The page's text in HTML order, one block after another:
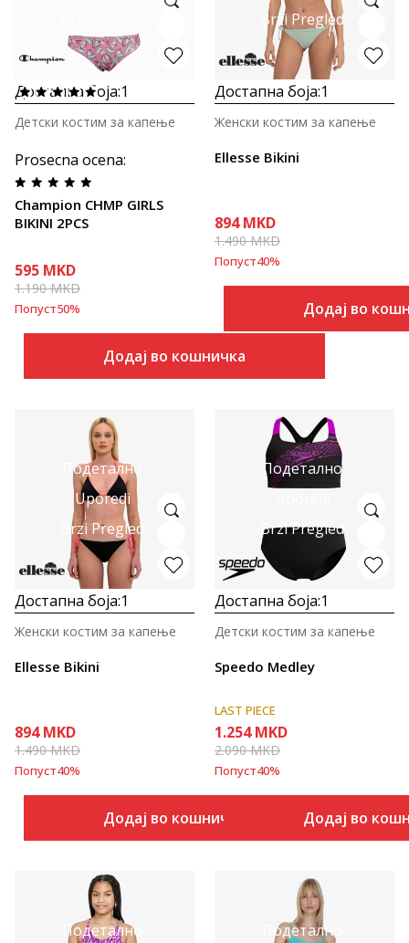
Достапна боја:1
Prosecna ocena:
Champion CHMP GIRLS
BIKINI 2PCS
Детски костим за капење
595 MKD
1.190MKD
Попуст50%
Додај во кошничка
Brzi Pregled
Достапна боја:1
Ellesse Bikini
Женски костим за капење
894 MKD
1.490MKD
Попуст40%
Додај во
Подетално
Uporedi
Brzi Pregled
Достапна боја:1
Ellesse Bikini
Женски костим за капење
894 MKD
1.490MKD
Попуст40%
Додај во кошничка
Подетално
Brzi Pregled
Достапна боја:1
Speedo Medley
Детски костим за капење
LAST PIECE
1.254 MKD
2.090MKD
Попуст40%
Додај во
Подетално Подетално